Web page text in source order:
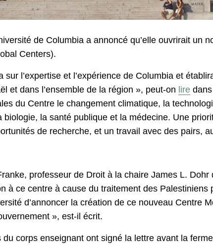
de Columbia a annoncé qu’elle ouvrirait un
Centers).
sur l’expertise et l’expérience de Columbia et
et dans l’ensemble de la région », peut-on lire
du Centre le changement climatique, la
biologie, la santé publique et la médecine. Une
de recherche, et un travail avec des pairs,
professeur de Droit à la chaire James L.
à ce centre à cause du traitement des
d’annoncer la création de ce nouveau Centre
», est-il écrit.
du corps enseignant ont signé la lettre avant la